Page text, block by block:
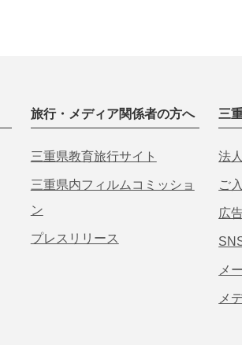
旅行・メディア関係者の方へ
三重県教育旅行サイト
三重県内フィルムコミッショ
ン
プレスリリース
三
法
ご
広
メ
メ